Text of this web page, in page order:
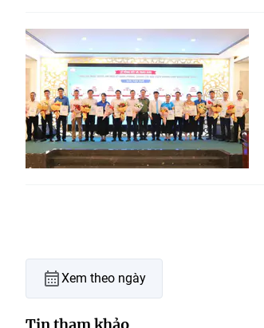
Xem theo ngày
Tin tham khảo